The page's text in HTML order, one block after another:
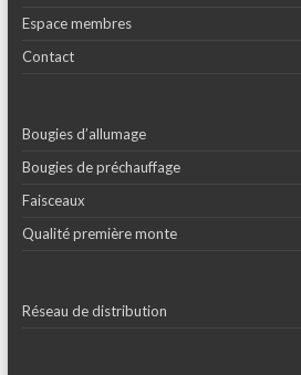
Espace membres
Contact
Bougies d’allumage
Bougies de préchauffage
Faisceaux
Qualité première monte
Réseau de distribution